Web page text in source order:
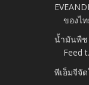
ของไท
น้ำมันพืช
Feed
พีเอ็มจีจั